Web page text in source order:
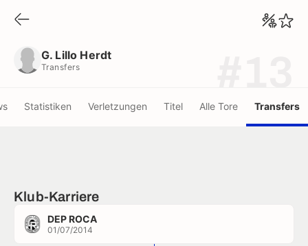
G. Lillo Herdt
Transfers
Statistiken Verletzungen Titel Alle Tore Transfers
Klub-Karriere
DEP ROCA
01/07/2014